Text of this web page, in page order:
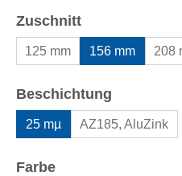
Zuschnittauswählen
125 mm 156 mm 208
Beschichtung
25 mµ AZ185, AluZink
Farbeauswählen